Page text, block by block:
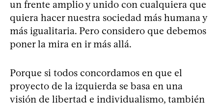
un frente amplio y unido con cualquiera que
quiera hacer nuestra sociedad más humana y
más igualitaria. Pero considero que debemos
poner la mira en ir más allá.
Porque si todos concordamos en que el
proyecto de la izquierda se basa en una
visión de libertad e individualismo, también